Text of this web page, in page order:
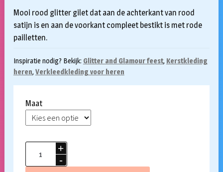
Mooi rood glitter gilet dat aan de achterkant van rood
satijn is en aan de voorkant compleet bestikt is met rode
pailletten.
Inspiratie nodig? Bekijk: Glitter and Glamour feest, Kerstkleding
heren, Verkleedkleding voor heren
Maat
gilet